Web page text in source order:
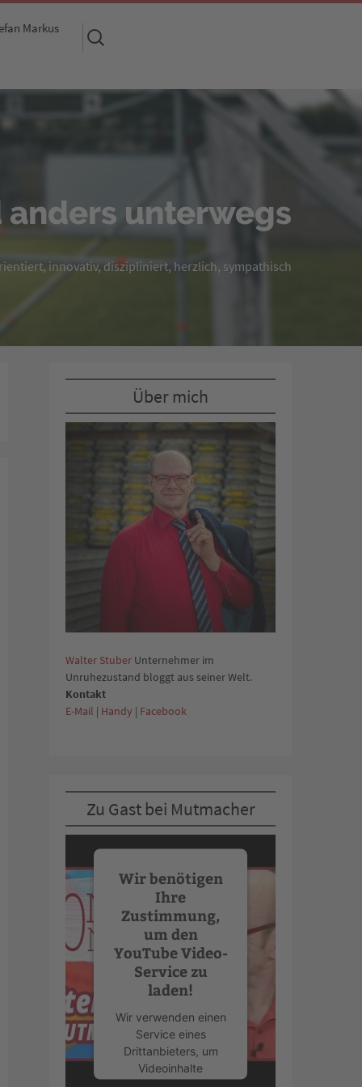
Markus
Suchen
nach:
anders unterwegs
innovativ, diszipliniert, herzlich, sympathisch
Über mich
Walter Stuber Unternehmer im
Unruhezustand bloggt aus seiner Welt.
Kontakt
E-Mail | Handy | Facebook
Zu Gast bei Mutmacher
Wir benötigen
Ihre
Zustimmung,
um den
YouTube Video-
Service zu
laden!
Wir verwenden einen
Service eines
Drittanbieters, um
Videoinhalte